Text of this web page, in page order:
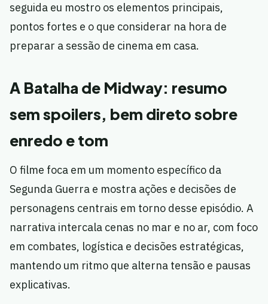
seguida eu mostro os elementos principais,
pontos fortes e o que considerar na hora de
preparar a sessão de cinema em casa.
A Batalha de Midway: resumo
sem spoilers, bem direto sobre
enredo e tom
O filme foca em um momento específico da
Segunda Guerra e mostra ações e decisões de
personagens centrais em torno desse episódio. A
narrativa intercala cenas no mar e no ar, com foco
em combates, logística e decisões estratégicas,
mantendo um ritmo que alterna tensão e pausas
explicativas.